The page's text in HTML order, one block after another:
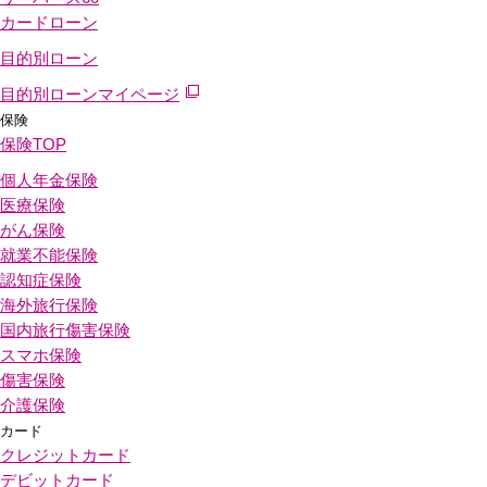
カードローン
目的別ローン
目的別ローンマイページ
保険
保険TOP
個人年金保険
医療保険
がん保険
就業不能保険
認知症保険
海外旅行保険
国内旅行傷害保険
スマホ保険
傷害保険
介護保険
カード
クレジットカード
デビットカード